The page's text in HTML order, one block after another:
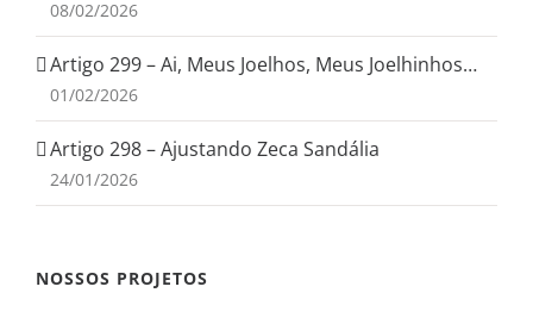
08/02/2026
Artigo 299 – Ai, Meus Joelhos, Meus Joelhinhos…
01/02/2026
Artigo 298 – Ajustando Zeca Sandália
24/01/2026
NOSSOS PROJETOS